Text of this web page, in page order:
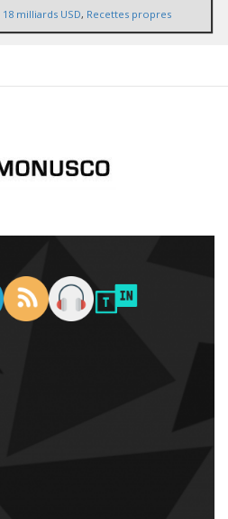
18 milliards USD, Recettes propres